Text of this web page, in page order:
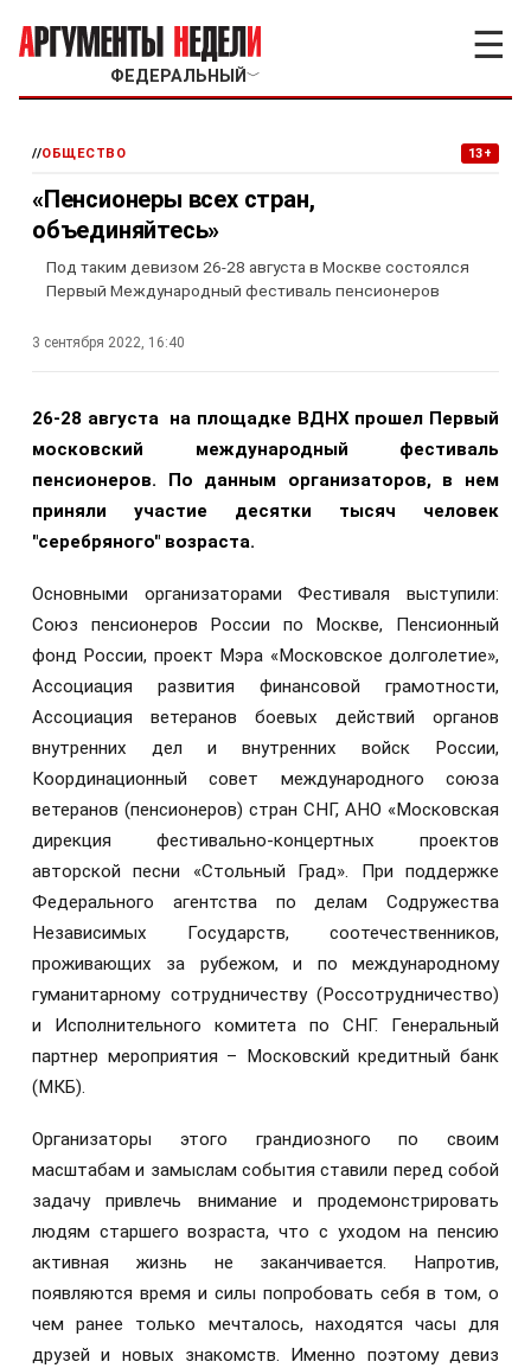
ФЕДЕРАЛЬНЫЙ ﹀
☰
//ОБЩЕСТВО 13+
«Пенсионеры всех стран,
объединяйтесь»
Под таким девизом 26-28 августа в Москве состоялся
Первый Международный фестиваль пенсионеров
3 сентября 2022, 16:40
26-28 августа на площадке ВДНХ прошел Первый
московский международный фестиваль
пенсионеров. По данным организаторов, в нем
приняли участие десятки тысяч человек
"серебряного" возраста.
Основными организаторами Фестиваля выступили:
Союз пенсионеров России по Москве, Пенсионный
фонд России, проект Мэра «Московское долголетие»,
Ассоциация развития финансовой грамотности,
Ассоциация ветеранов боевых действий органов
внутренних дел и внутренних войск России,
Координационный совет международного союза
ветеранов (пенсионеров) стран СНГ, АНО «Московская
дирекция фестивально-концертных проектов
авторской песни «Стольный Град». При поддержке
Федерального агентства по делам Содружества
Независимых Государств, соотечественников,
проживающих за рубежом, и по международному
гуманитарному сотрудничеству (Россотрудничество)
и Исполнительного комитета по СНГ. Генеральный
партнер мероприятия – Московский кредитный банк
(МКБ).
Организаторы этого грандиозного по своим
масштабам и замыслам события ставили перед собой
задачу привлечь внимание и продемонстрировать
людям старшего возраста, что с уходом на пенсию
активная жизнь не заканчивается. Напротив,
появляются время и силы попробовать себя в том, о
чем ранее только мечталось, находятся часы для
друзей и новых знакомств. Именно поэтому девиз